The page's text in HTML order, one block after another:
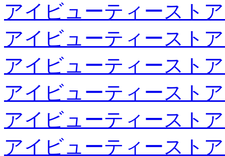
アイビューティースト
アイビューティースト
アイビューティースト
アイビューティースト
アイビューティースト
アイビューティースト